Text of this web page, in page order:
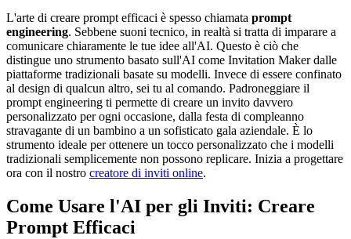
L'arte di creare prompt efficaci è spesso chiamata prompt
engineering. Sebbene suoni tecnico, in realtà si tratta di imparare a
comunicare chiaramente le tue idee all'AI. Questo è ciò che
distingue uno strumento basato sull'AI come Invitation Maker dalle
piattaforme tradizionali basate su modelli. Invece di essere confinato
al design di qualcun altro, sei tu al comando. Padroneggiare il
prompt engineering ti permette di creare un invito davvero
personalizzato per ogni occasione, dalla festa di compleanno
stravagante di un bambino a un sofisticato gala aziendale. È lo
strumento ideale per ottenere un tocco personalizzato che i modelli
tradizionali semplicemente non possono replicare. Inizia a progettare
ora con il nostro creatore di inviti online.
Come Usare l'AI per gli Inviti: Creare
Prompt Efficaci